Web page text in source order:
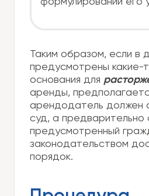
Таким образом, если в
предусмотрены какие-
основания для
аренды,
арендодатель должен
суд, а предварительно
предусмотренный
законодательством
порядок.